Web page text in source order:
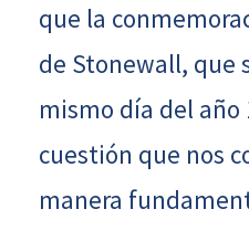
que la
de Stonewall, que
mismo día del año
cuestión que nos
manera